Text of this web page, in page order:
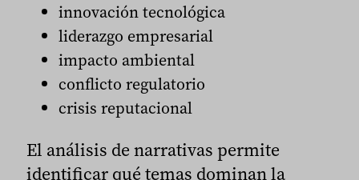
innovación tecnológica
liderazgo empresarial
impacto ambiental
conflicto regulatorio
crisis reputacional
El análisis de narrativas permite
identificar qué temas dominan la